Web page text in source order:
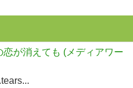
が消えても (メディアワー